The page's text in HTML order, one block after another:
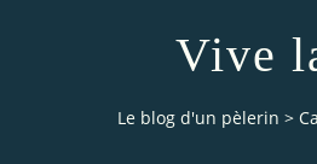
Vive
Le blog d'un pèlerin >